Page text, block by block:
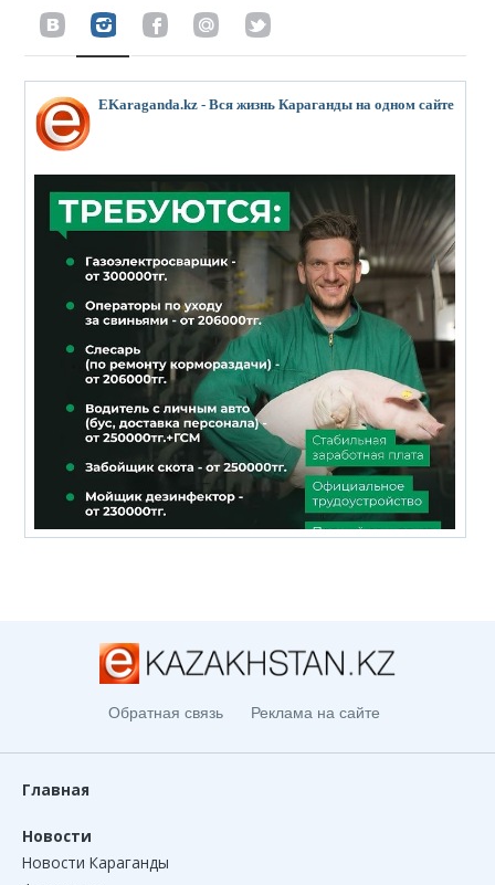
EKaraganda.kz - Вся жизнь Караганды на одном сайте
Обратная связь Реклама на сайте
Главная
Новости
Новости Караганды